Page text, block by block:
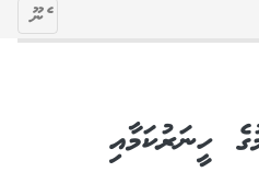
މެނޫ
ހީނަރުކަމާއި